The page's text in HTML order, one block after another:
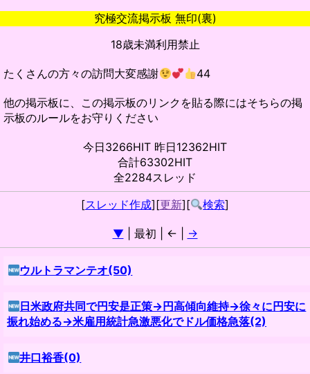
究極交流掲示板 無印(裏)
18歳未満利用禁止
たくさんの方々の訪問大変感謝 44
他の掲示板に、この掲示板のリンクを貼る際にはそちらの掲
示板のルールをお守りください
今日3266HIT 昨日12362HIT
合計63302HIT
全2284スレッド
[スレッド作成][更新][ 検索]
▼ | 最初 | ← | →
ウルトラマンテオ(50)
日米政府共同で円安是正策→円高傾向維持→徐々に円安に
振れ始める→米雇用統計急激悪化でドル価格急落(2)
井口裕香(0)